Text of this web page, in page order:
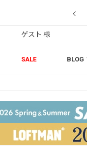
SALE BLOG
ゲスト 様